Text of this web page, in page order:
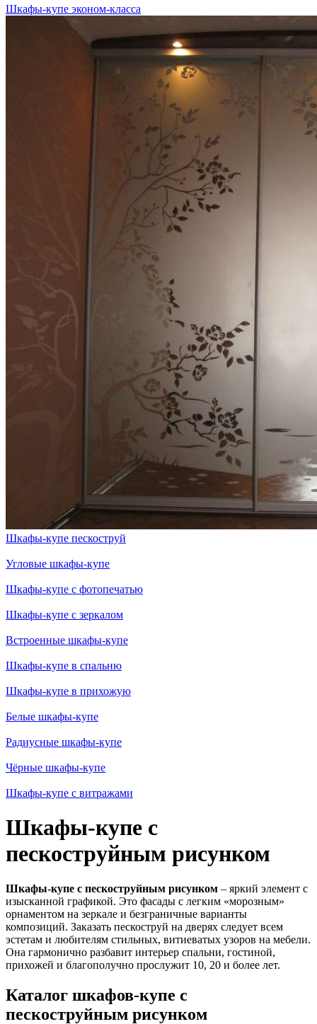
Шкафы-купе эконом-класса
Шкафы-купе пескоструй
Угловые шкафы-купе
Шкафы-купе с фотопечатью
Шкафы-купе с зеркалом
Встроенные шкафы-купе
Шкафы-купе в спальню
Шкафы-купе в прихожую
Белые шкафы-купе
Радиусные шкафы-купе
Чёрные шкафы-купе
Шкафы-купе с витражами
Шкафы-купе с
пескоструйным рисунком
Шкафы-купе с пескоструйным рисунком – яркий элемент с
изысканной графикой. Это фасады с легким «морозным»
орнаментом на зеркале и безграничные варианты
композиций. Заказать пескоструй на дверях следует всем
эстетам и любителям стильных, витиеватых узоров на мебели.
Она гармонично разбавит интерьер спальни, гостиной,
прихожей и благополучно прослужит 10, 20 и более лет.
Каталог шкафов-купе с
пескоструйным рисунком